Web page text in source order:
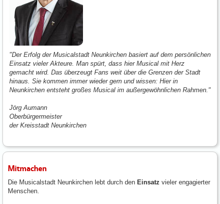
"Der Erfolg der Musicalstadt Neunkirchen basiert auf dem persönlichen
Einsatz vieler Akteure. Man spürt, dass hier Musical mit Herz
gemacht wird. Das überzeugt Fans weit über die Grenzen der Stadt
hinaus. Sie kommen immer wieder gern und wissen: Hier in
Neunkirchen entsteht großes Musical im außergewöhnlichen Rahmen."
Jörg Aumann
Oberbürgermeister
der Kreisstadt Neunkirchen
Mitmachen
Die Musicalstadt Neunkirchen lebt durch den Einsatz vieler engagierter
Menschen.